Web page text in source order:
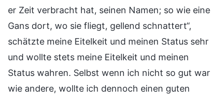
er Zeit verbracht hat, seinen Namen; so wie eine
Gans dort, wo sie fliegt, gellend schnattert“,
schätzte meine Eitelkeit und meinen Status sehr
und wollte stets meine Eitelkeit und meinen
Status wahren. Selbst wenn ich nicht so gut war
wie andere, wollte ich dennoch einen guten